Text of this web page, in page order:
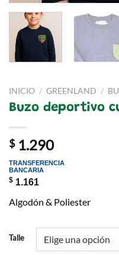
INICIO / GREENLAND /
Buzo deportivo
$1.290
TRANSFERENCIA
BANCARIA
$ 1.161
Algodón & Poliester
Talle